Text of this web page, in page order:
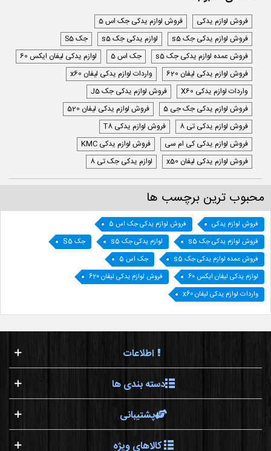
فروش لوازم یدکی
فروش لوازم یدکی جک اس 5
فروش لوازم یدکی جک s5
لوازم یدکی جک s5
جک S5
فروش عمده لوازم یدکی جک s5
جک اس 5
لوازم یدکی لیفان ایکس 60
فروش لوازم یدکی لیفان 620
واردات لوازم یدکی لیفان x60
واردات لوازم یدکی X60
فروش لوازم یدکی جک J5
فروش لوازم یدکی جک جی 5
فروش لوازم یدکی لیفان 520
فروش لوازم یدکی تی 8
فروش لوازم یدکی T8
فروش لوازم یدکی کی ام سی
فروش لوازم یدکی KMC
فروش لوازم یدکی لیفان x50
لوازم یدکی جک تی 8
محبوب ترین برچسب ها
فروش لوازم یدکی
فروش لوازم یدکی جک اس 5
فروش لوازم یدکی جک s5
لوازم یدکی جک s5
جک S5
فروش عمده لوازم یدکی جک s5
جک اس 5
لوازم یدکی لیفان ایکس 60
فروش لوازم یدکی لیفان 620
واردات لوازم یدکی لیفان x60
اطلاعات
دسته بندی ها
پشتیبانی
کالاهای ویژه